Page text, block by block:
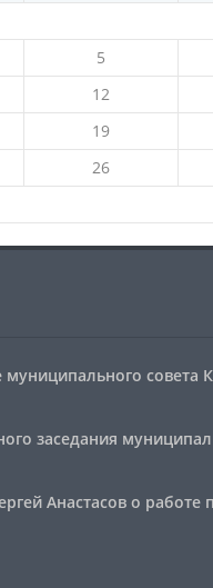
5
12
19
26
совета
заседания
Анастасов о